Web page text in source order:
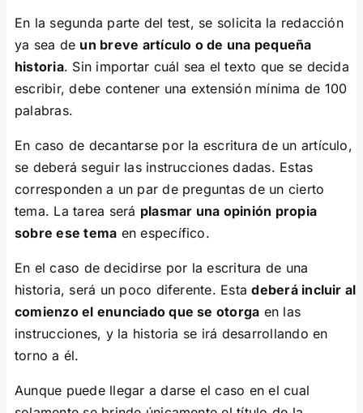
En la segunda parte del test, se solicita la redacción
ya sea de un breve artículo o de una pequeña
historia. Sin importar cuál sea el texto que se decida
escribir, debe contener una extensión mínima de 100
palabras.
En caso de decantarse por la escritura de un artículo,
se deberá seguir las instrucciones dadas. Estas
corresponden a un par de preguntas de un cierto
tema. La tarea será plasmar una opinión propia
sobre ese tema en específico.
En el caso de decidirse por la escritura de una
historia, será un poco diferente. Estadeberá incluir al
comienzo el enunciado que se otorga en las
instrucciones, y la historia se irá desarrollando en
torno a él.
Aunque puede llegar a darse el caso en el cual